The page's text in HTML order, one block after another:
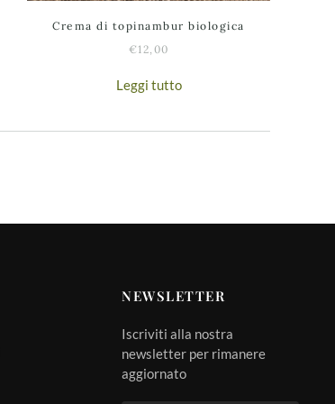
Crema di topinambur biologica
€ 12,00
Leggi tutto
NEWSLETTER
Iscriviti alla nostra
newsletter per rimanere
aggiornato